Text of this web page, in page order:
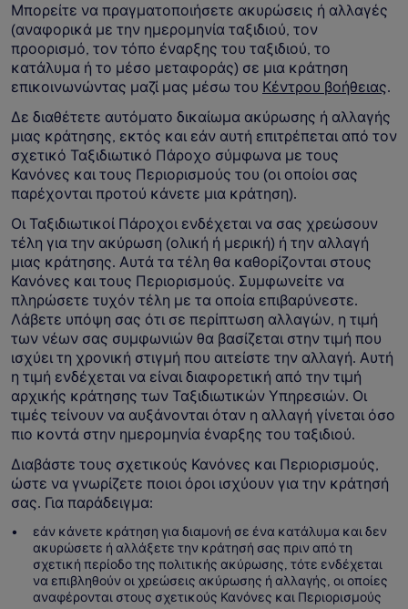
Μπορείτε να πραγματοποιήσετε ακυρώσεις ή αλλαγές
(αναφορικά με την ημερομηνία ταξιδιού, τον
προορισμό, τον τόπο έναρξης του ταξιδιού, το
κατάλυμα ή το μέσο μεταφοράς) σε μια κράτηση
επικοινωνώντας μαζί μας μέσω του Κέντρου βοήθειας.
Δε διαθέτετε αυτόματο δικαίωμα ακύρωσης ή αλλαγής
μιας κράτησης, εκτός και εάν αυτή επιτρέπεται από τον
σχετικό Ταξιδιωτικό Πάροχο σύμφωνα με τους
Κανόνες και τους Περιορισμούς του (οι οποίοι σας
παρέχονται προτού κάνετε μια κράτηση).
Οι Ταξιδιωτικοί Πάροχοι ενδέχεται να σας χρεώσουν
τέλη για την ακύρωση (ολική ή μερική) ή την αλλαγή
μιας κράτησης. Αυτά τα τέλη θα καθορίζονται στους
Κανόνες και τους Περιορισμούς. Συμφωνείτε να
πληρώσετε τυχόν τέλη με τα οποία επιβαρύνεστε.
Λάβετε υπόψη σας ότι σε περίπτωση αλλαγών, η τιμή
των νέων σας συμφωνιών θα βασίζεται στην τιμή που
ισχύει τη χρονική στιγμή που αιτείστε την αλλαγή. Αυτή
η τιμή ενδέχεται να είναι διαφορετική από την τιμή
αρχικής κράτησης των Ταξιδιωτικών Υπηρεσιών. Οι
τιμές τείνουν να αυξάνονται όταν η αλλαγή γίνεται όσο
πιο κοντά στην ημερομηνία έναρξης του ταξιδιού.
Διαβάστε τους σχετικούς Κανόνες και Περιορισμούς,
ώστε να γνωρίζετε ποιοι όροι ισχύουν για την κράτησή
σας. Για παράδειγμα:
εάν κάνετε κράτηση για διαμονή σε ένα κατάλυμα και δεν
ακυρώσετε ή αλλάξετε την κράτησή σας πριν από τη
σχετική περίοδο της πολιτικής ακύρωσης, τότε ενδέχεται
να επιβληθούν οι χρεώσεις ακύρωσης ή αλλαγής, οι οποίες
αναφέρονται στους σχετικούς Κανόνες και Περιορισμούς